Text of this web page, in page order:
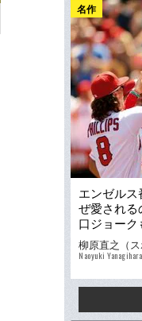
名作
エンゼルス
ぜ愛される
口ジョー
い”をかけ
柳原直之（ス
Naoyuki Yanagihara